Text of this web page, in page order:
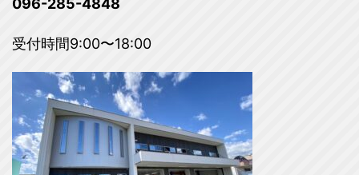
096-285-4848
受付時間9:00〜18:00